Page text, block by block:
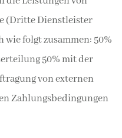
(Dritte Dienstleister
wie folgt zusammen: 50%
50% mit der
von externen
Zahlungsbedingungen